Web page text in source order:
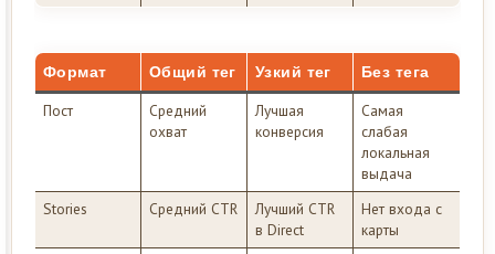
Формат Общий тег Узкий тег Без тега
Пост
Средний
охват
Лучшая
конверсия
Самая
слабая
локальная
выдача
Stories
Средний CTR
Лучший CTR
в Direct
Нет входа с
карты